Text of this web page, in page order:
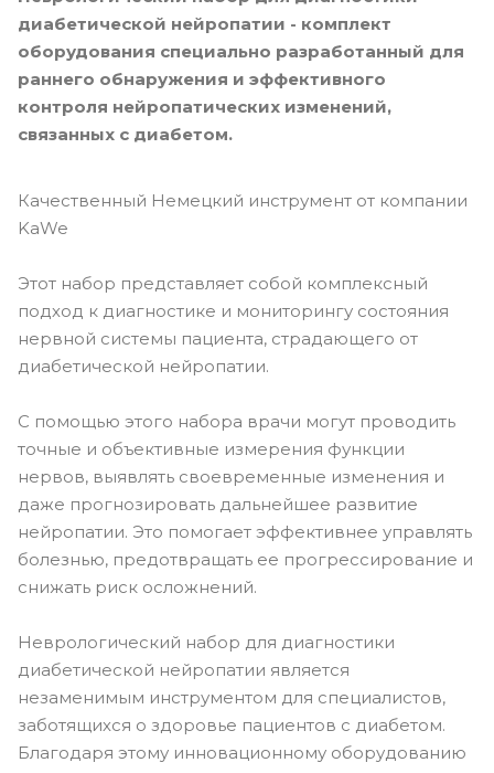
диабетической нейропатии - комплект
оборудования специально разработанный для
раннего обнаружения и эффективного
контроля нейропатических изменений,
связанных с диабетом.
Качественный Немецкий инструмент от компании
KaWe
Этот набор представляет собой комплексный
подход к диагностике и мониторингу состояния
нервной системы пациента, страдающего от
диабетической нейропатии.
С помощью этого набора врачи могут проводить
точные и объективные измерения функции
нервов, выявлять своевременные изменения и
даже прогнозировать дальнейшее развитие
нейропатии. Это помогает эффективнее управлять
болезнью, предотвращать ее прогрессирование и
снижать риск осложнений.
Неврологический набор для диагностики
диабетической нейропатии является
незаменимым инструментом для специалистов,
заботящихся о здоровье пациентов с диабетом.
Благодаря этому инновационному оборудованию